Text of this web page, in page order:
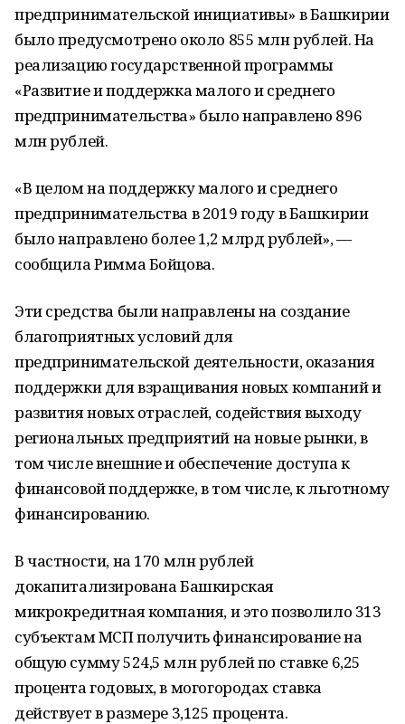
предпринимательской инициативы» в Башкирии
было предусмотрено около 855 млн рублей. На
реализацию государственной программы
«Развитие и поддержка малого и среднего
предпринимательства» было направлено 896
млн рублей.
«В целом на поддержку малого и среднего
предпринимательства в 2019 году в Башкирии
было направлено более 1,2 млрд рублей», —
сообщила Римма Бойцова.
Эти средства были направлены на создание
благоприятных условий для
предпринимательской деятельности, оказания
поддержки для взращивания новых компаний и
развития новых отраслей, содействия выходу
региональных предприятий на новые рынки, в
том числе внешние и обеспечение доступа к
финансовой поддержке, в том числе, к льготному
финансированию.
В частности, на 170 млн рублей
докапитализирована Башкирская
микрокредитная компания, и это позволило 313
субъектам МСП получить финансирование на
общую сумму 524,5 млн рублей по ставке 6,25
процента годовых, в могогородах ставка
действует в размере 3,125 процента.